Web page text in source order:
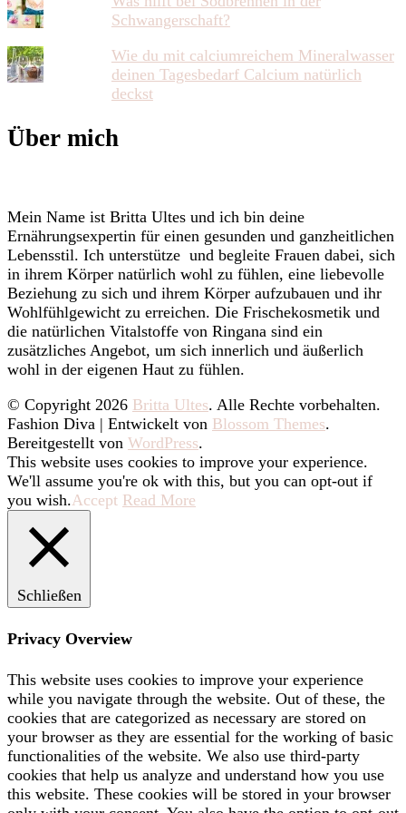
Schwangerschaft?
Wie du mit calciumreichem Mineralwasser
deinen Tagesbedarf Calcium natürlich
deckst
Über mich
Mein Name ist Britta Ultes und ich bin deine
Ernährungsexpertin für einen gesunden und ganzheitlichen
Lebensstil. Ich unterstütze und begleite Frauen dabei, sich
in ihrem Körper natürlich wohl zu fühlen, eine liebevolle
Beziehung zu sich und ihrem Körper aufzubauen und ihr
Wohlfühlgewicht zu erreichen. Die Frischekosmetik und
die natürlichen Vitalstoffe von Ringana sind ein
zusätzliches Angebot, um sich innerlich und äußerlich
wohl in der eigenen Haut zu fühlen.
© Copyright 2026 Britta Ultes. Alle Rechte vorbehalten.
Fashion Diva | Entwickelt von Blossom Themes.
Bereitgestellt von WordPress.
This website uses cookies to improve your experience.
We'll assume you're ok with this, but you can opt-out if
you wish.Accept Read More
Schließen
Privacy Overview
This website uses cookies to improve your experience
while you navigate through the website. Out of these, the
cookies that are categorized as necessary are stored on
your browser as they are essential for the working of basic
functionalities of the website. We also use third-party
cookies that help us analyze and understand how you use
this website. These cookies will be stored in your browser